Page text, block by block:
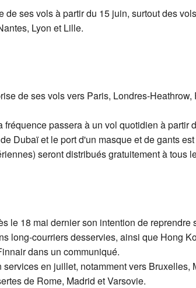
ses vols à partir du 15 juin, surtout des
Lyon et Lille.
de ses vols vers Paris, Londres-Heathrow,
passera à un vol quotidien à partir
Dubaï et le port d'un masque et de gants
seront distribués gratuitement à tous
le 18 mai dernier son intention de reprendre
long-courriers desservies, ainsi que Hong
dans un communiqué.
en juillet, notamment vers Bruxelles,
de Rome, Madrid et Varsovie.